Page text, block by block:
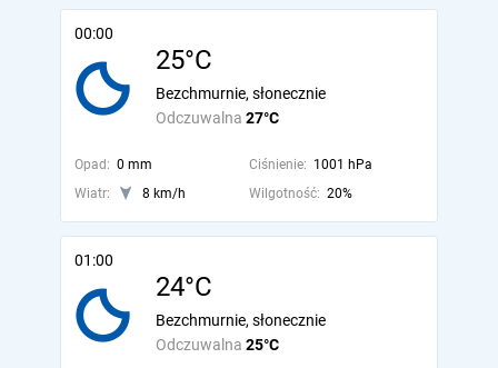
00:00
25°C
Odczuwalna 27°C
Bezchmurnie, słonecznie
Opad: 0 mm Ciśnienie: 1001 hPa
Wiatr:
8 km/h Wilgotność: 20%
01:00
24°C
Odczuwalna 25°C
Bezchmurnie, słonecznie